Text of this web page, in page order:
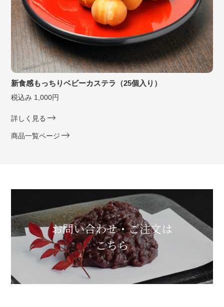
新食感もっちりベビーカステラ（25個入り）
税込み 1,000円
詳しく見る
商品一覧ページ
お問い合わせ・ご注文は
こちら